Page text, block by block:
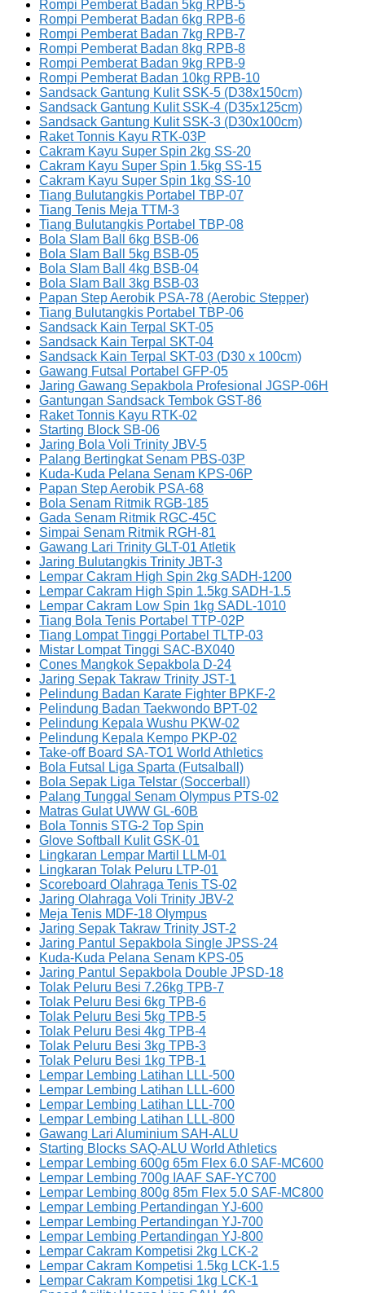
Rompi Pemberat Badan 5kg RPB-5
Rompi Pemberat Badan 6kg RPB-6
Rompi Pemberat Badan 7kg RPB-7
Rompi Pemberat Badan 8kg RPB-8
Rompi Pemberat Badan 9kg RPB-9
Rompi Pemberat Badan 10kg RPB-10
Sandsack Gantung Kulit SSK-5 (D38x150cm)
Sandsack Gantung Kulit SSK-4 (D35x125cm)
Sandsack Gantung Kulit SSK-3 (D30x100cm)
Raket Tonnis Kayu RTK-03P
Cakram Kayu Super Spin 2kg SS-20
Cakram Kayu Super Spin 1.5kg SS-15
Cakram Kayu Super Spin 1kg SS-10
Tiang Bulutangkis Portabel TBP-07
Tiang Tenis Meja TTM-3
Tiang Bulutangkis Portabel TBP-08
Bola Slam Ball 6kg BSB-06
Bola Slam Ball 5kg BSB-05
Bola Slam Ball 4kg BSB-04
Bola Slam Ball 3kg BSB-03
Papan Step Aerobik PSA-78 (Aerobic Stepper)
Tiang Bulutangkis Portabel TBP-06
Sandsack Kain Terpal SKT-05
Sandsack Kain Terpal SKT-04
Sandsack Kain Terpal SKT-03 (D30 x 100cm)
Gawang Futsal Portabel GFP-05
Jaring Gawang Sepakbola Profesional JGSP-06H
Gantungan Sandsack Tembok GST-86
Raket Tonnis Kayu RTK-02
Starting Block SB-06
Jaring Bola Voli Trinity JBV-5
Palang Bertingkat Senam PBS-03P
Kuda-Kuda Pelana Senam KPS-06P
Papan Step Aerobik PSA-68
Bola Senam Ritmik RGB-185
Gada Senam Ritmik RGC-45C
Simpai Senam Ritmik RGH-81
Gawang Lari Trinity GLT-01 Atletik
Jaring Bulutangkis Trinity JBT-3
Lempar Cakram High Spin 2kg SADH-1200
Lempar Cakram High Spin 1.5kg SADH-1.5
Lempar Cakram Low Spin 1kg SADL-1010
Tiang Bola Tenis Portabel TTP-02P
Tiang Lompat Tinggi Portabel TLTP-03
Mistar Lompat Tinggi SAC-BX040
Cones Mangkok Sepakbola D-24
Jaring Sepak Takraw Trinity JST-1
Pelindung Badan Karate Fighter BPKF-2
Pelindung Badan Taekwondo BPT-02
Pelindung Kepala Wushu PKW-02
Pelindung Kepala Kempo PKP-02
Take-off Board SA-TO1 World Athletics
Bola Futsal Liga Sparta (Futsalball)
Bola Sepak Liga Telstar (Soccerball)
Palang Tunggal Senam Olympus PTS-02
Matras Gulat UWW GL-60B
Bola Tonnis STG-2 Top Spin
Glove Softball Kulit GSK-01
Lingkaran Lempar Martil LLM-01
Lingkaran Tolak Peluru LTP-01
Scoreboard Olahraga Tenis TS-02
Jaring Olahraga Voli Trinity JBV-2
Meja Tenis MDF-18 Olympus
Jaring Sepak Takraw Trinity JST-2
Jaring Pantul Sepakbola Single JPSS-24
Kuda-Kuda Pelana Senam KPS-05
Jaring Pantul Sepakbola Double JPSD-18
Tolak Peluru Besi 7.26kg TPB-7
Tolak Peluru Besi 6kg TPB-6
Tolak Peluru Besi 5kg TPB-5
Tolak Peluru Besi 4kg TPB-4
Tolak Peluru Besi 3kg TPB-3
Tolak Peluru Besi 1kg TPB-1
Lempar Lembing Latihan LLL-500
Lempar Lembing Latihan LLL-600
Lempar Lembing Latihan LLL-700
Lempar Lembing Latihan LLL-800
Gawang Lari Aluminium SAH-ALU
Starting Blocks SAQ-ALU World Athletics
Lempar Lembing 600g 65m Flex 6.0 SAF-MC600
Lempar Lembing 700g IAAF SAF-YC700
Lempar Lembing 800g 85m Flex 5.0 SAF-MC800
Lempar Lembing Pertandingan YJ-600
Lempar Lembing Pertandingan YJ-700
Lempar Lembing Pertandingan YJ-800
Lempar Cakram Kompetisi 2kg LCK-2
Lempar Cakram Kompetisi 1.5kg LCK-1.5
Lempar Cakram Kompetisi 1kg LCK-1